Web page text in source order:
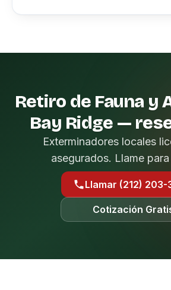
Retiro de Fauna y
Bay Ridge —
Exterminadores locales
asegurados. Llame
Llamar (212)
Cotización